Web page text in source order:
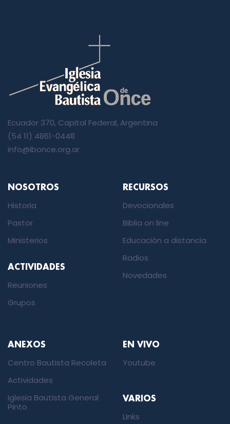
Ecuador 370, Capital Federal, Argentina
(54 11) 4861-0448
info@ibonce.org.ar
NOSOTROS
Historia
Pastor
Ministerios
ACTIVIDADES
Reuniones
Grupos
RECURSOS
Devocionales
Biblia on line
Educación a distancia
Radios
Novedades
ANEXOS
Centro Bautista Recoleta
Actividades
Iglesia Bautista General
Pinto
EN VIVO
Youtube
VARIOS
LInks